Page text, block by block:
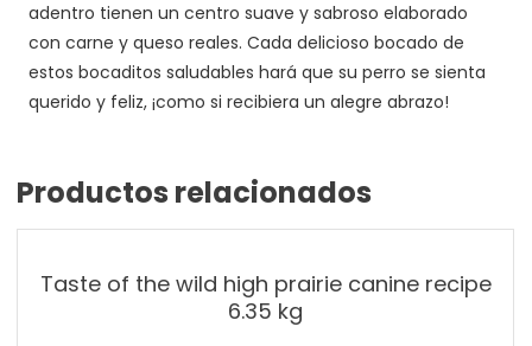
adentro tienen un centro suave y sabroso elaborado
con carne y queso reales. Cada delicioso bocado de
estos bocaditos saludables hará que su perro se sienta
querido y feliz, ¡como si recibiera un alegre abrazo!
Productos relacionados
Taste of the wild high prairie canine recipe
6.35 kg